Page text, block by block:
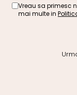
Vreau sa primesc
mai multe in